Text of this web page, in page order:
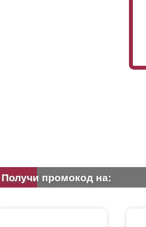
Получи промокод на: